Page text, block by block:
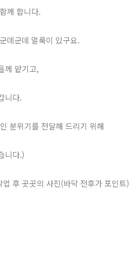
께 합니다.
데군데 얼룩이 있구요.
께 맡기고,
니다.
분위기를 전달해 드리기 위해
니다.)
후 곳곳의 사진(바닥 전후가 포인트)